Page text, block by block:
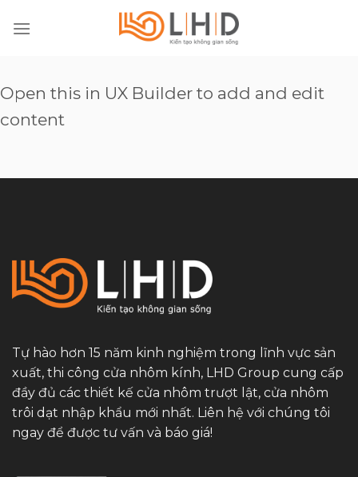
Open this in UX Builder to add and edit
content
Tự hào hơn 15 năm kinh nghiệm trong lĩnh vực sản
xuất, thi công cửa nhôm kính, LHD Group cung cấp
đầy đủ các thiết kế cửa nhôm trượt lật, cửa nhôm
trôi dạt nhập khẩu mới nhất. Liên hệ với chúng tôi
ngay để được tư vấn và báo giá!